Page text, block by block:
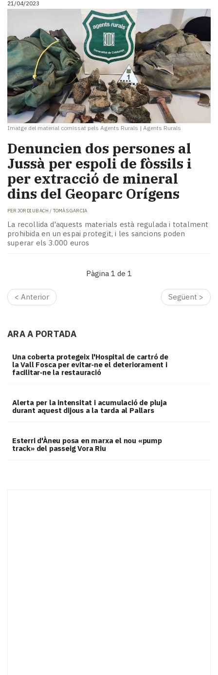
i
Cultura
Esports
Mai
tant!
TV
i
mitjans
El
temps
Reportatges
Entrevistes
Enquestes
A
escena!
Dis
la
teva!
Subscriptors
La
newsletter
patrocinat
Lo
Editorial
21/04/2023
Imatge del material comissat pels Agents Rurals | Agents Rurals
Denuncien dos persones al
Jussà per espoli de fòssils i
per extracció de mineral
dins del Geoparc Orígens
PER JORDI UBACH / TOMÀS GARCIA
La recollida d'aquests materials està regulada i totalment
prohibida en un espai protegit, i les sancions poden
superar els 3.000 euros
Pàgina 1 de 1
< Anterior Següent >
ARA A PORTADA
Una coberta protegeix l'Hospital de cartró de
la Vall Fosca per evitar‑ne el deteriorament i
facilitar‑ne la restauració
Alerta per la intensitat i acumulació de pluja
durant aquest dijous a la tarda al Pallars
Esterri d'Àneu posa en marxa el nou «pump
track» del passeig Vora Riu